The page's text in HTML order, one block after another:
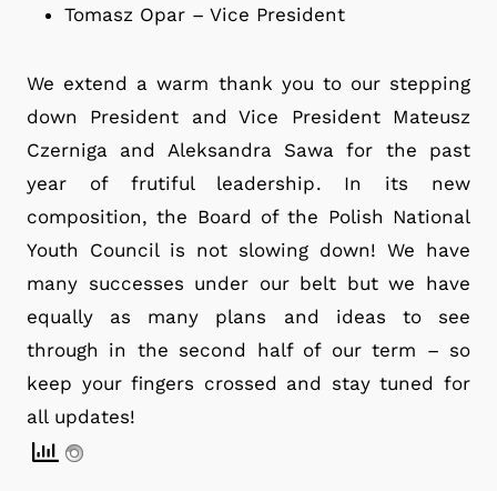
Tomasz Opar – Vice President
We extend a warm thank you to our stepping
down President and Vice President Mateusz
Czerniga and Aleksandra Sawa for the past
year of frutiful leadership. In its new
composition, the Board of the Polish National
Youth Council is not slowing down! We have
many successes under our belt but we have
equally as many plans and ideas to see
through in the second half of our term – so
keep your fingers crossed and stay tuned for
all updates!